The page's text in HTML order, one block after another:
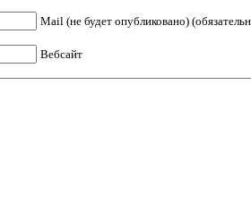
Mail (не будет опубликовано)
Вебсайт